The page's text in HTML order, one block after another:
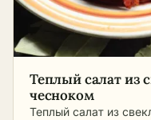
Теплый салат из
чесноком
Теплый салат из